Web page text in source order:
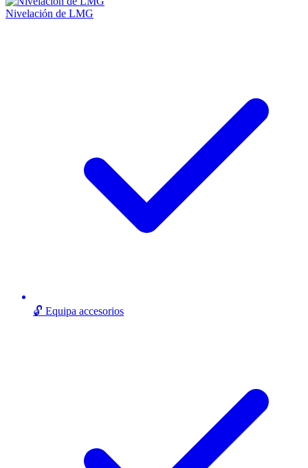
Nivelación de LMG
🔓 Equipa accesorios